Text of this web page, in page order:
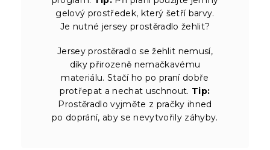
gelový prostředek, který šetří barvy.
Je nutné jersey prostěradlo žehlit?
Jersey prostěradlo se žehlit nemusí,
díky přirozeně nemačkavému
materiálu. Stačí ho po praní dobře
protřepat a nechat uschnout. Tip:
Prostěradlo vyjměte z pračky ihned
po doprání, aby se nevytvořily záhyby.